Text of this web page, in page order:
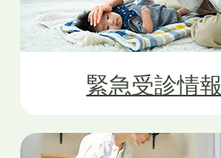
緊急受診情報